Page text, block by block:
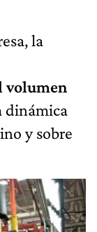
la
volumen
dinámica
y sobre